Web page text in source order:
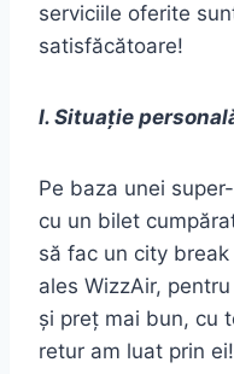
serviciile oferite
satisfăcătoare!
I. Situație
Pe baza unei
cu un bilet
să fac un city
ales WizzAir,
și preț mai bun, cu
retur am luat prin ei!